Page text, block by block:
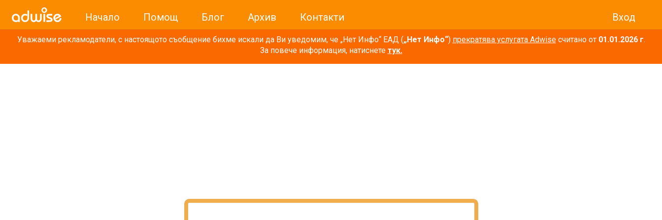
Начало Помощ Блог Архив Контакти Вход
Уважаеми рекламодатели, с настоящото съобщение бихме искали да Ви уведомим, че „Нет Инфо“ ЕАД („Нет Инфо“) прекратява услугата Adwiseсчитано от 01.01.2026 г.
За повече информация, натиснете тук.